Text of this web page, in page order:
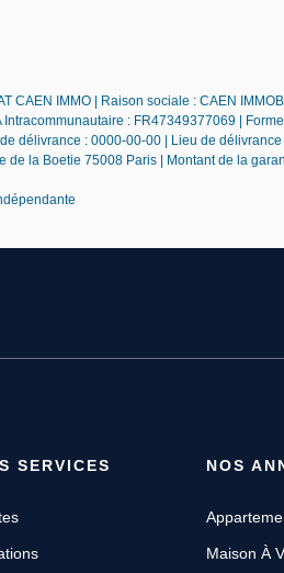
CAEN IMMO | Raison sociale : CAEN
: FR47349377069 |
délivrance : 0000-00-00 | Lieu de
de la Boetie 75008 Paris | Montant de la
SERVICES NOS
Maison À